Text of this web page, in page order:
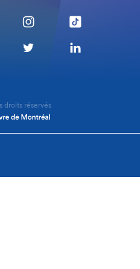
droits réservés